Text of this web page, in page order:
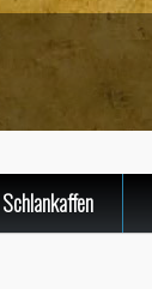
| 18.11.2024
Schlankaffen